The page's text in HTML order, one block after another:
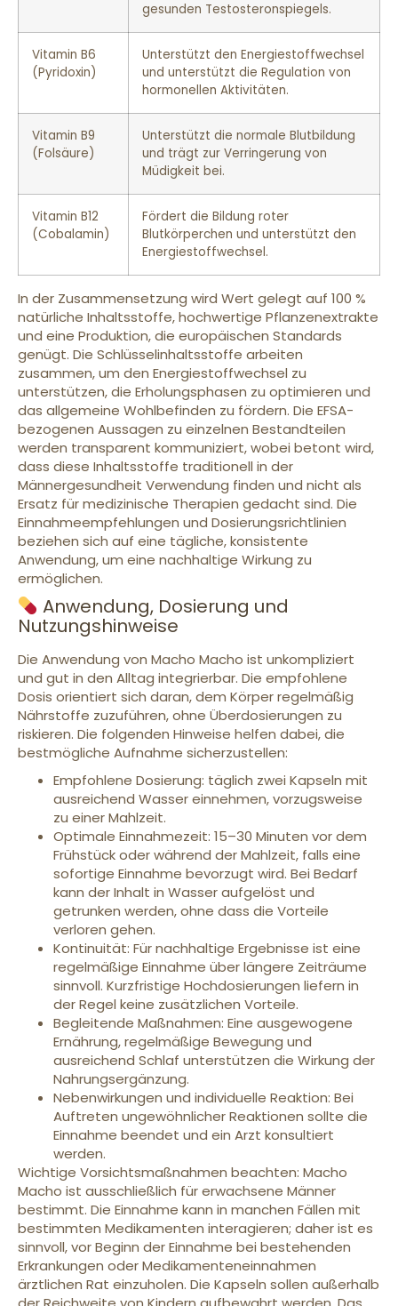
gesunden Testosteronspiegels.
Vitamin B6
(Pyridoxin)
Unterstützt den Energiestoffwechsel
und unterstützt die Regulation von
hormonellen Aktivitäten.
Vitamin B9
(Folsäure)
Unterstützt die normale Blutbildung
und trägt zur Verringerung von
Müdigkeit bei.
Vitamin B12
(Cobalamin)
Fördert die Bildung roter
Blutkörperchen und unterstützt den
Energiestoffwechsel.
In der Zusammensetzung wird Wert gelegt auf 100 %
natürliche Inhaltsstoffe, hochwertige Pflanzenextrakte
und eine Produktion, die europäischen Standards
genügt. Die Schlüsselinhaltsstoffe arbeiten
zusammen, um den Energiestoffwechsel zu
unterstützen, die Erholungsphasen zu optimieren und
das allgemeine Wohlbefinden zu fördern. Die EFSA-
bezogenen Aussagen zu einzelnen Bestandteilen
werden transparent kommuniziert, wobei betont wird,
dass diese Inhaltsstoffe traditionell in der
Männergesundheit Verwendung finden und nicht als
Ersatz für medizinische Therapien gedacht sind. Die
Einnahmeempfehlungen und Dosierungsrichtlinien
beziehen sich auf eine tägliche, konsistente
Anwendung, um eine nachhaltige Wirkung zu
ermöglichen.
Anwendung, Dosierung und
Nutzungshinweise
Die Anwendung von Macho Macho ist unkompliziert
und gut in den Alltag integrierbar. Die empfohlene
Dosis orientiert sich daran, dem Körper regelmäßig
Nährstoffe zuzuführen, ohne Überdosierungen zu
riskieren. Die folgenden Hinweise helfen dabei, die
bestmögliche Aufnahme sicherzustellen:
Empfohlene Dosierung: täglich zwei Kapseln mit
ausreichend Wasser einnehmen, vorzugsweise
zu einer Mahlzeit.
Optimale Einnahmezeit: 15–30 Minuten vor dem
Frühstück oder während der Mahlzeit, falls eine
sofortige Einnahme bevorzugt wird. Bei Bedarf
kann der Inhalt in Wasser aufgelöst und
getrunken werden, ohne dass die Vorteile
verloren gehen.
Kontinuität: Für nachhaltige Ergebnisse ist eine
regelmäßige Einnahme über längere Zeiträume
sinnvoll. Kurzfristige Hochdosierungen liefern in
der Regel keine zusätzlichen Vorteile.
Begleitende Maßnahmen: Eine ausgewogene
Ernährung, regelmäßige Bewegung und
ausreichend Schlaf unterstützen die Wirkung der
Nahrungsergänzung.
Nebenwirkungen und individuelle Reaktion: Bei
Auftreten ungewöhnlicher Reaktionen sollte die
Einnahme beendet und ein Arzt konsultiert
werden.
Wichtige Vorsichtsmaßnahmen beachten: Macho
Macho ist ausschließlich für erwachsene Männer
bestimmt. Die Einnahme kann in manchen Fällen mit
bestimmten Medikamenten interagieren; daher ist es
sinnvoll, vor Beginn der Einnahme bei bestehenden
Erkrankungen oder Medikamenteneinnahmen
ärztlichen Rat einzuholen. Die Kapseln sollen außerhalb